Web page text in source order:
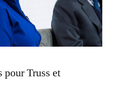
pour Truss et